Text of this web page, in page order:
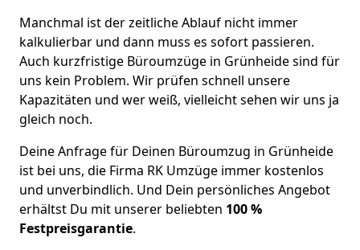
Manchmal ist der zeitliche Ablauf nicht immer
kalkulierbar und dann muss es sofort passieren.
Auch kurzfristige Büroumzüge in Grünheide sind für
uns kein Problem. Wir prüfen schnell unsere
Kapazitäten und wer weiß, vielleicht sehen wir uns ja
gleich noch.
Deine Anfrage für Deinen Büroumzug in Grünheide
ist bei uns, die Firma RK Umzüge immer kostenlos
und unverbindlich. Und Dein persönliches Angebot
erhältst Du mit unserer beliebten 100 %
Festpreisgarantie.